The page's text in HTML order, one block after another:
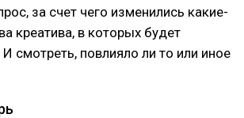
за счет чего изменились какие-
креатива, в которых будет
смотреть, повлияло ли то или иное